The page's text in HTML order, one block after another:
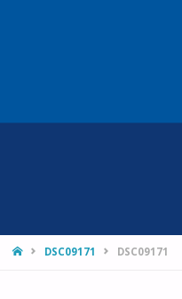
HOMEDSC09171 DSC09171